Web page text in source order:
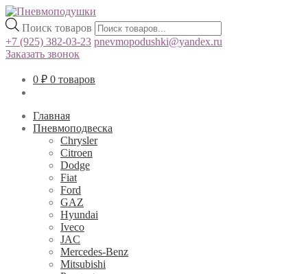
Поиск товаров
+7 (925) 382-03-23 pnevmopodushki@yandex.ru
Заказать звонок
0 ₽ 0 товаров
Главная
Пневмоподвеска
Chrysler
Citroen
Dodge
Fiat
Ford
GAZ
Hyundai
Iveco
JAC
Mercedes-Benz
Mitsubishi